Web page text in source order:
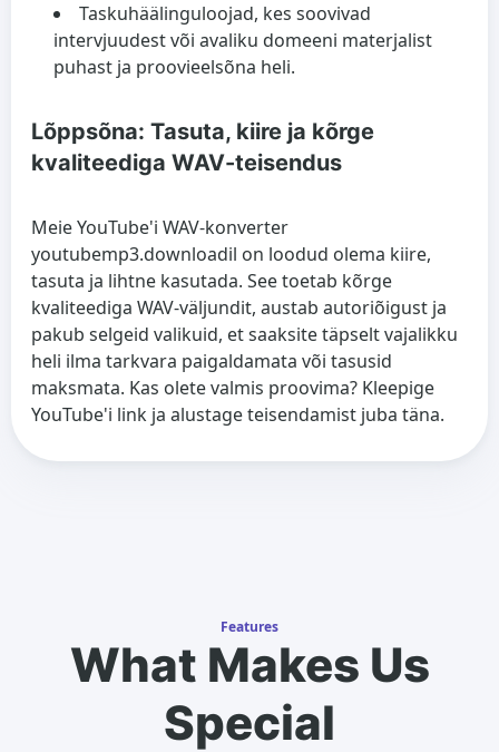
Taskuhäälinguloojad, kes soovivad
intervjuudest või avaliku domeeni materjalist
puhast ja proovieelsõna heli.
Lõppsõna: Tasuta, kiire ja kõrge
kvaliteediga WAV-teisendus
Meie YouTube'i WAV-konverter
youtubemp3.downloadil on loodud olema kiire,
tasuta ja lihtne kasutada. See toetab kõrge
kvaliteediga WAV-väljundit, austab autoriõigust ja
pakub selgeid valikuid, et saaksite täpselt vajalikku
heli ilma tarkvara paigaldamata või tasusid
maksmata. Kas olete valmis proovima? Kleepige
YouTube'i link ja alustage teisendamist juba täna.
Features
What Makes Us
Special